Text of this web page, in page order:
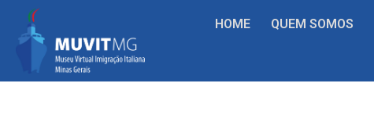
HOME QUEM SOMOS